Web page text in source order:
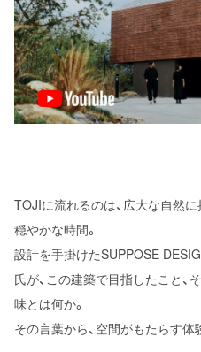
TOJIに流れるのは、広大な自然
穏やかな時間。
設計を手掛けたSUPPOSE
氏が、この建築で目指したこと、
味とは何か。
その言葉から、空間がもたらす体